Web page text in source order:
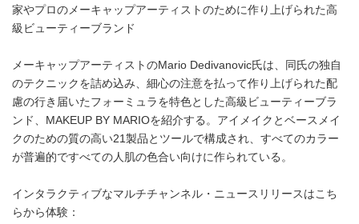
家やプロのメーキャップアーティストのために作り上げられた高
級ビューティーブランド
メーキャップアーティストのMario Dedivanovic氏は、同氏の独自
のテクニックを詰め込み、細心の注意を払って作り上げられた配
慮の行き届いたフォーミュラを特色とした高級ビューティーブラ
ンド、MAKEUP BY MARIOを紹介する。アイメイクとベースメイ
クのための質の高い21製品とツールで構成され、すべてのカラー
が普遍的ですべての人肌の色合い向けに作られている。
インタラクティブなマルチチャンネル・ニュースリリースはこち
らから体験：